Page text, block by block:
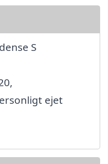
S
ejet